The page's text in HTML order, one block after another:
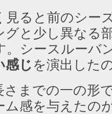
見ると前のシー
グと少し異なる
。シースルーバ
感じ を演出した
さまでの一の形
ム感を与えたの